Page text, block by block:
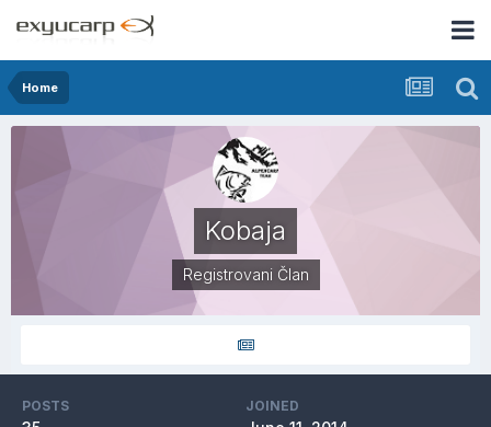
Home
Kobaja
Registrovani Član
POSTS JOINED